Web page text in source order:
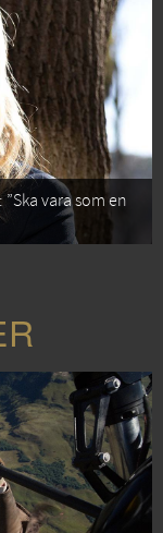
vara som en